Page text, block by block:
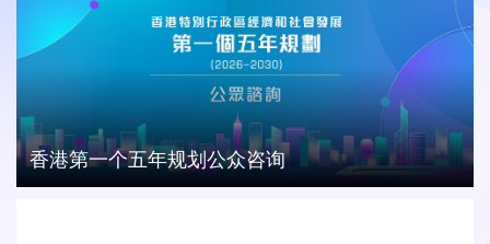
香港第一个五年规划公众咨询